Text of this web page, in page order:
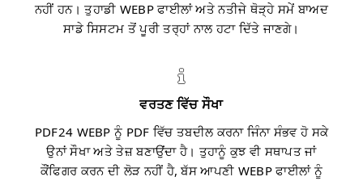
ਨਹੀਂ ਹਨ। ਤੁਹਾਡੀ WEBP ਫਾਈਲਾਂ ਅਤੇ ਨਤੀਜੇ ਥੋੜ੍ਹੇ ਸਮੇਂ ਬਾਅਦ
ਸਾਡੇ ਸਿਸਟਮ ਤੋਂ ਪੂਰੀ ਤਰ੍ਹਾਂ ਨਾਲ ਹਟਾ ਦਿੱਤੇ ਜਾਣਗੇ।
ਵਰਤਣ ਵਿੱਚ ਸੌਖਾ
PDF24 WEBP ਨੂੰ PDF ਵਿੱਚ ਤਬਦੀਲ ਕਰਨਾ ਜਿੰਨਾ ਸੰਭਵ ਹੋ ਸਕੇ
ਉਨਾਂ ਸੌਖਾ ਅਤੇ ਤੇਜ਼ ਬਣਾਉਂਦਾ ਹੈ। ਤੁਹਾਨੂੰ ਕੁਝ ਵੀ ਸਥਾਪਤ ਜਾਂ
ਕੌਂਫਿਗਰ ਕਰਨ ਦੀ ਲੋੜ ਨਹੀਂ ਹੈ, ਬੱਸ ਆਪਣੀ WEBP ਫਾਈਲਾਂ ਨੂੰ